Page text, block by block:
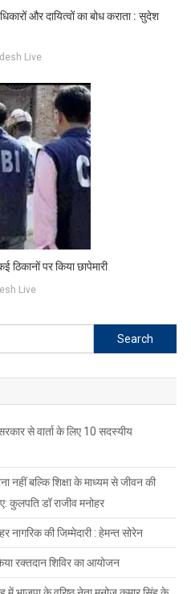
और दायित्वों का बोध कराता : सुदेश
Live
पर किया छापेमारी
Live
Search
for:
से वार्ता के लिए 10 सदस्यीय
नहीं बल्कि शिक्षा के माध्यम से जीवन की
कुलपति डॉ राजीव मनोहर
नागरिक की जिम्मेदारी : हेमन्त सोरेन
रक्तदान शिविर का आयोजन